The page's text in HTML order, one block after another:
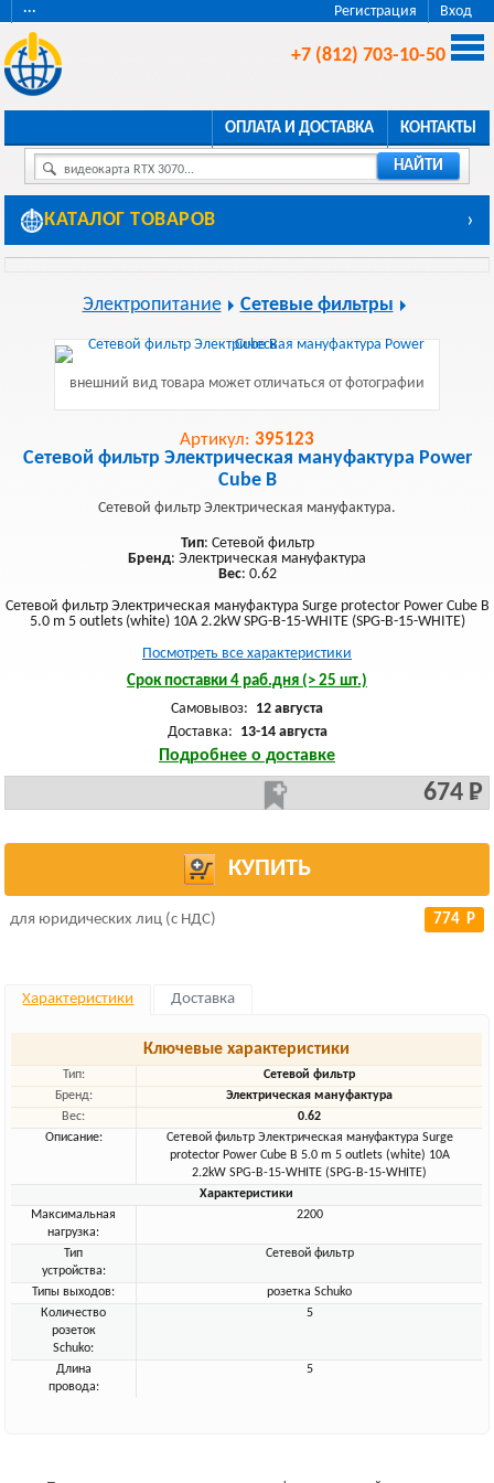
Регистрация Вход
···
+7 (812) 703-10-50
ОПЛАТА И ДОСТАВКА КОНТАКТЫ
видеокарта RTX 3070... НАЙТИ
КАТАЛОГ ТОВАРОВ ›
Электропитание Сетевые фильтры
внешний вид товара может отличаться от фотографии
Артикул: 395123
Сетевой фильтр Электрическая мануфактура Power
Cube B
Сетевой фильтр Электрическая мануфактура.
Тип: Сетевой фильтр
Бренд: Электрическая мануфактура
Вес: 0.62
Сетевой фильтр Электрическая мануфактура Surge protector Power Cube B
5.0 m 5 outlets (white) 10A 2.2kW SPG-B-15-WHITE (SPG-B-15-WHITE)
Посмотреть все характеристики
Срок поставки 4 раб.дня (> 25 шт.)
Самовывоз: 12 августа
Доставка: 13-14 августа
Подробнее о доставке
674 Р
КУПИТЬ
для юридических лиц (с НДС) 774 Р
Характеристики Доставка
Ключевые характеристики
Тип:
Сетевой фильтр
Бренд:
Электрическая мануфактура
Вес:
0.62
Описание:
Сетевой фильтр Электрическая мануфактура Surge
protector Power Cube B 5.0 m 5 outlets (white) 10A
2.2kW SPG-B-15-WHITE (SPG-B-15-WHITE)
Характеристики
Максимальная
нагрузка:
2200
Тип
устройства:
Сетевой фильтр
Типы выходов:
розетка Schuko
Количество
розеток
Schuko:
5
Длина
провода:
5